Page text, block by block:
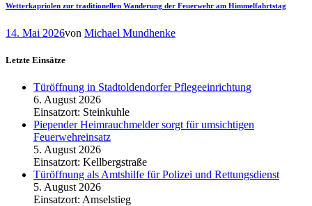
Wetterkapriolen zur traditionellen Wanderung der Feuerwehr am Himmelfahrtstag
14. Mai 2026von Michael Mundhenke
Letzte Einsätze
Türöffnung in Stadtoldendorfer Pflegeeinrichtung
6. August 2026
Einsatzort: Steinkuhle
Piepender Heimrauchmelder sorgt für umsichtigen
Feuerwehreinsatz
5. August 2026
Einsatzort: Kellbergstraße
Türöffnung als Amtshilfe für Polizei und Rettungsdienst
5. August 2026
Einsatzort: Amselstieg